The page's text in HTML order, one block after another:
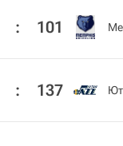
: 101
: 137